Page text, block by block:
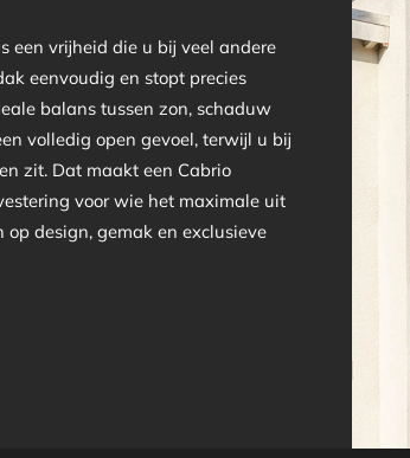
een vrijheid die u bij veel andere
eenvoudig en stopt precies
balans tussen zon, schaduw
volledig open gevoel, terwijl u bij
zit. Dat maakt een Cabrio
voor wie het maximale uit
design, gemak en exclusieve